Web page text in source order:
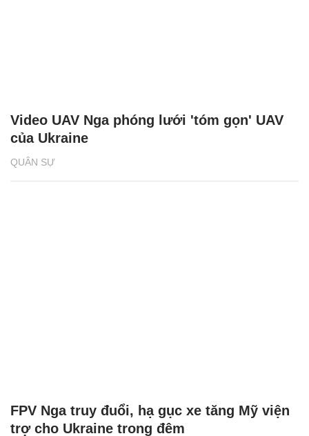
QUÂN SỰ
Video UAV Nga phóng lưới 'tóm gọn' UAV
của Ukraine
FPV Nga truy đuổi, hạ gục xe tăng Mỹ viện
trợ cho Ukraine trong đêm